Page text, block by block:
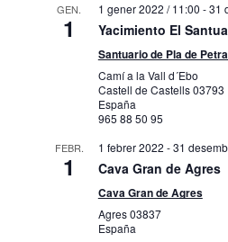
GEN.
1
1 gener 2022 / 11:00 -31
Yacimiento El
Santuario de Pla de
Camí a la Vall d´Ebo
Castell de Castells03793
España
965 88 50 95
FEBR.
1
1 febrer 2022 -31
Cava Gran de Agres
Cava Gran de Agres
Agres03837
España